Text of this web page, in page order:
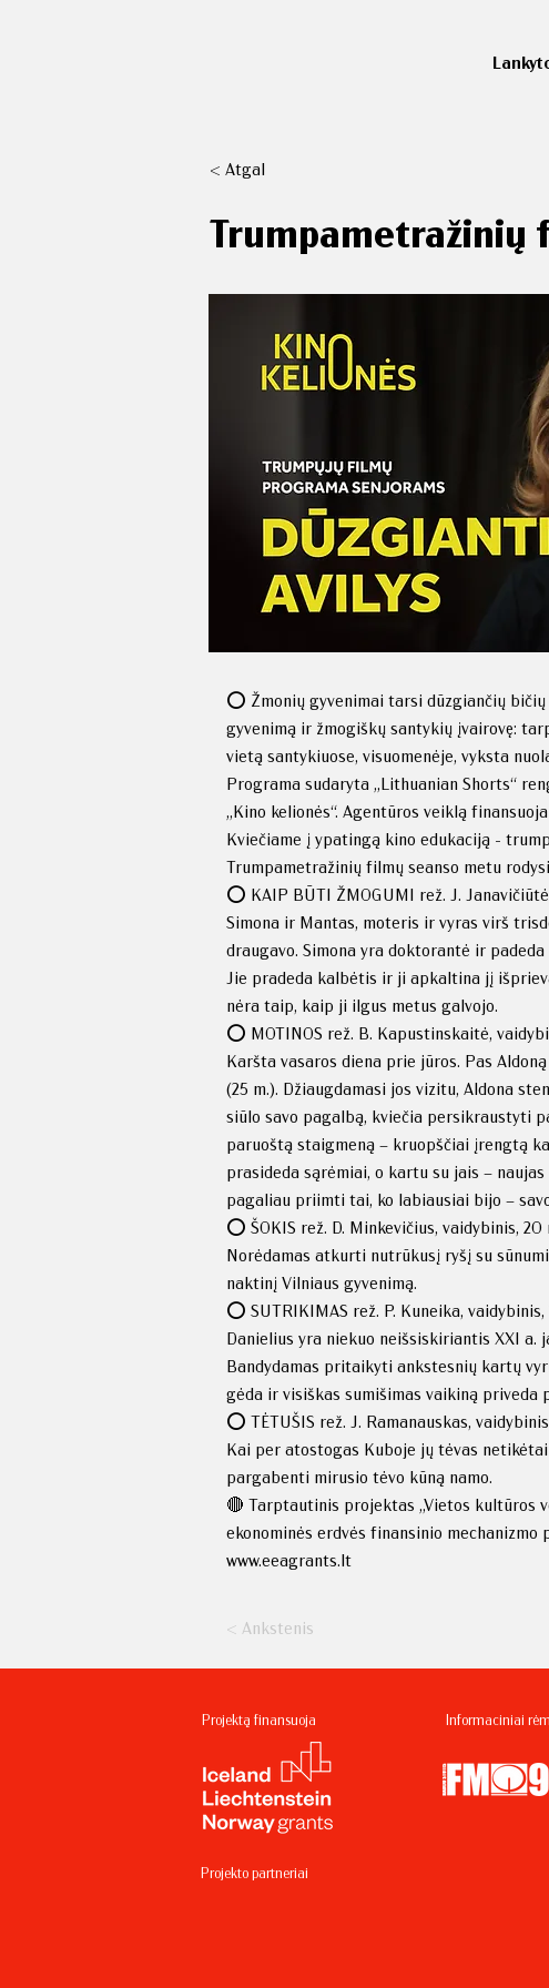
< Atgal
Trumpametražinių
⭕️ Žmonių gyvenimai tarsi dūzgiančių
gyvenimą ir žmogiškų santykių įvairovę:
vietą santykiuose, visuomenėje, vyksta
Programa sudaryta „Lithuanian Shorts“
„Kino kelionės“. Agentūros veiklą
Kviečiame į ypatingą kino edukaciją -
Trumpametražinių filmų seanso metu
⭕️ KAIP BŪTI ŽMOGUMI rež. J.
Simona ir Mantas, moteris ir vyras virš
draugavo. Simona yra doktorantė ir
Jie pradeda kalbėtis ir ji apkaltina jį
nėra taip, kaip ji ilgus metus galvojo.
⭕️ MOTINOS rež. B. Kapustinskaitė,
Karšta vasaros diena prie jūros. Pas
(25 m.). Džiaugdamasi jos vizitu, Aldona
siūlo savo pagalbą, kviečia persikraustyti
paruoštą staigmeną – kruopščiai įrengtą
prasideda sąrėmiai, o kartu su jais –
pagaliau priimti tai, ko labiausiai bijo –
⭕️ ŠOKIS rež. D. Minkevičius, vaidybinis, 20
Norėdamas atkurti nutrūkusį ryšį su
naktinį Vilniaus gyvenimą.
⭕️ SUTRIKIMAS rež. P. Kuneika, vaidybinis,
Danielius yra niekuo neišsiskiriantis XXI
Bandydamas pritaikyti ankstesnių kartų
gėda ir visiškas sumišimas vaikiną
⭕️ TĖTUŠIS rež. J. Ramanauskas,
Kai per atostogas Kuboje jų tėvas
pargabenti mirusio tėvo kūną namo.
🔴 Tarptautinis projektas „Vietos kultūros
ekonominės erdvės finansinio
www.eeagrants.lt
< Ankstenis
Projektą finansuoja Informaciniai
Projekto partneriai